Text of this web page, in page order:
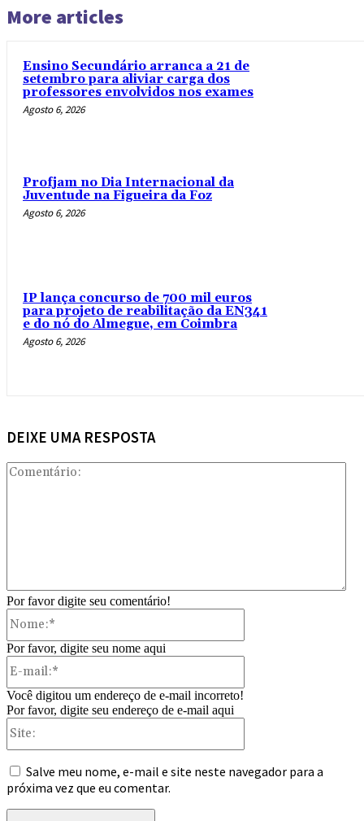
More articles
Ensino Secundário arranca a 21 de
setembro para aliviar carga dos
professores envolvidos nos exames
Agosto 6, 2026
Profjam no Dia Internacional da
Juventude na Figueira da Foz
Agosto 6, 2026
IP lança concurso de 700 mil euros
para projeto de reabilitação da EN341
e do nó do Almegue, em Coimbra
Agosto 6, 2026
DEIXE UMA RESPOSTA
Por favor digite seu comentário!
Por favor, digite seu nome aqui
Você digitou um endereço de e-mail incorreto!
Por favor, digite seu endereço de e-mail aqui
Salve meu nome, e-mail e site neste navegador para a
próxima vez que eu comentar.